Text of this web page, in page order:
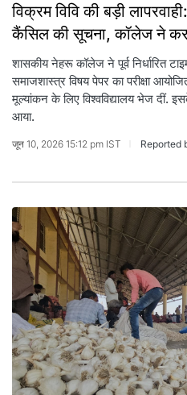
विक्रम विवि की बड़ी
कैंसिल की सूचना, कॉलेज ने करा
शासकीय नेहरू कॉलेज ने पूर्व निर्धारित
समाजशास्त्र विषय पेपर का परीक्षा
मूल्यांकन के लिए विश्वविद्यालय भेज दीं.
आया.
जून 10, 2026 15:12 pm IST Reported